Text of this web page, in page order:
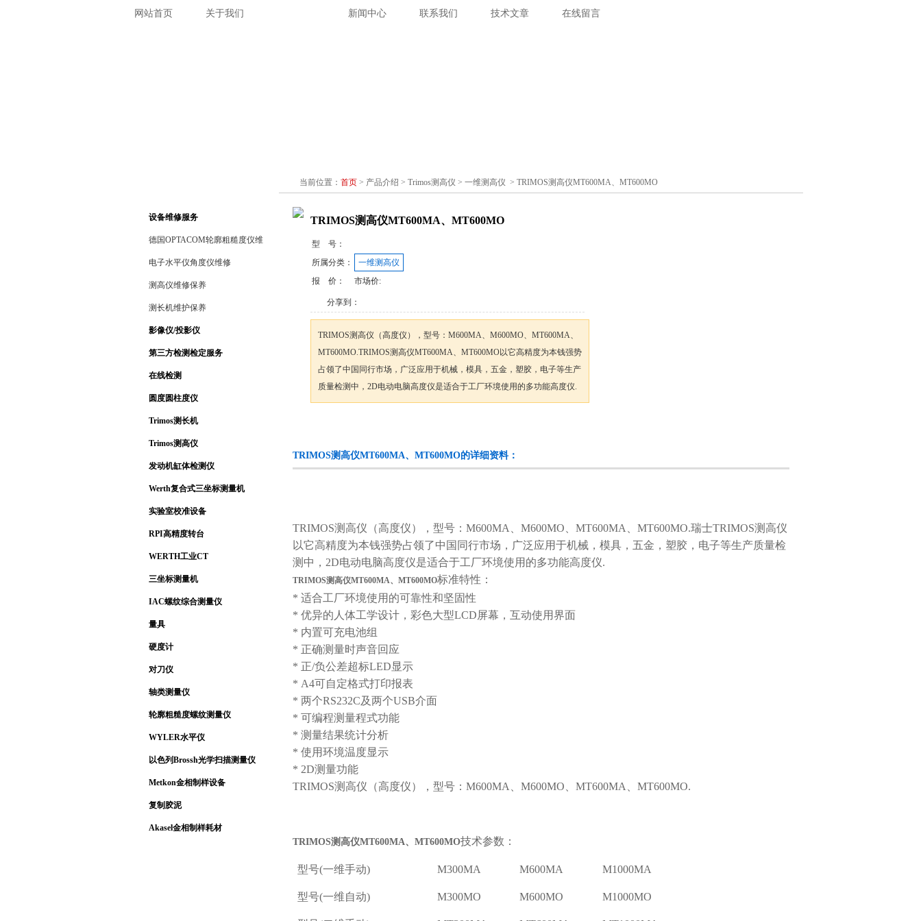
网站首页 关于我们 新闻中心 联系我们 技术文章 在线留言
设备维修服务
德国OPTACOM轮廓粗糙度仪维
修
电子水平仪角度仪维修
测高仪维修保养
测长机维护保养
影像仪/投影仪
第三方检测检定服务
在线检测
圆度圆柱度仪
Trimos测长机
Trimos测高仪
发动机缸体检测仪
Werth复合式三坐标测量机
实验室校准设备
RPI高精度转台
WERTH工业CT
三坐标测量机
IAC螺纹综合测量仪
量具
硬度计
对刀仪
轴类测量仪
轮廓粗糙度螺纹测量仪
WYLER水平仪
以色列Brossh光学扫描测量仪
Metkon金相制样设备
复制胶泥
Akasel金相制样耗材
当前位置： 首页 > 产品介绍 > Trimos测高仪 > 一维测高仪 > TRIMOS测高仪MT600MA、MT600MO
TRIMOS测高仪MT600MA、MT600MO
型 号：
所属分类：
一维测高仪
报 价：
市场价:
分享到：
TRIMOS测高仪（高度仪），型号：M600MA、M600MO、MT600MA、
MT600MO.TRIMOS测高仪MT600MA、MT600MO以它高精度为本钱强势
占领了中国同行市场，广泛应用于机械，模具，五金，塑胶，电子等生产
质量检测中，2D电动电脑高度仪是适合于工厂环境使用的多功能高度仪.
TRIMOS测高仪MT600MA、MT600MO的详细资料：
TRIMOS测高仪（高度仪），型号：M600MA、M600MO、MT600MA、MT600MO.瑞士TRIMOS测高仪
以它高精度为本钱强势占领了中国同行市场，广泛应用于机械，模具，五金，塑胶，电子等生产质量检
测中，2D电动电脑高度仪是适合于工厂环境使用的多功能高度仪.
TRIMOS测高仪MT600MA、MT600MO标准特性：
* 适合工厂环境使用的可靠性和坚固性
* 优异的人体工学设计，彩色大型LCD屏幕，互动使用界面
* 内置可充电池组
* 正确测量时声音回应
* 正/负公差超标LED显示
* A4可自定格式打印报表
* 两个RS232C及两个USB介面
* 可编程测量程式功能
* 测量结果统计分析
* 使用环境温度显示
* 2D测量功能
TRIMOS测高仪（高度仪），型号：M600MA、M600MO、MT600MA、MT600MO.
TRIMOS测高仪MT600MA、MT600MO技术参数：
型号(一维手动) M300MA M600MA M1000MA
型号(一维自动) M300MO M600MO M1000MO